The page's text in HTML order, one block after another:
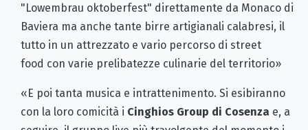
"Lowembrau oktoberfest" direttamente da Monaco di
Baviera ma anche tante birre artigianali calabresi, il
tutto in un attrezzato e vario percorso di street
food con varie prelibatezze culinarie del territorio»
«E poi tanta musica e intrattenimento. Si esibiranno
con la loro comicità i Cinghios Group di Cosenza e, a